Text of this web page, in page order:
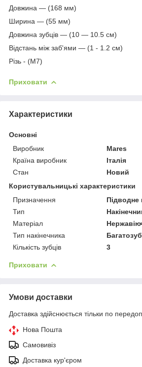
Довжина — (168 мм)
Ширина — (55 мм)
Довжина зубців — (10 — 10.5 см)
Відстань між заб'ями — (1 - 1.2 см)
Різь - (М7)
Приховати
Характеристики
Основні
Виробник
Mares
Країна виробник
Італія
Стан
Новий
Користувальницькі характеристики
Призначення
Тип
Матеріал
Тип накінечника
Багатозуб
Кількість зубців
3
Приховати
Умови доставки
Доставка здійснюється тільки по
Нова Пошта
Самовивіз
Доставка кур'єром